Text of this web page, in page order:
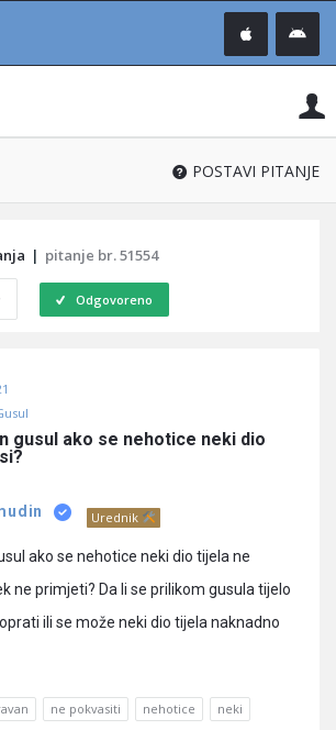
®
POSTAVI PITANJE
| pitanje br. 51554
Odgovoreno
gusul ako se nehotice neki dio
Urednik
ako se nehotice neki dio tijela ne
ne primjeti? Da li se prilikom gusula tijelo
ili se može neki dio tijela naknadno
ne pokvasiti nehotice
neki